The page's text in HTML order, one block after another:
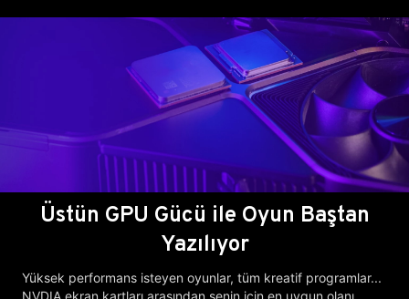
Üstün GPU Gücü ile Oyun Baştan
Yazılıyor
Yüksek performans isteyen oyunlar, tüm kreatif programlar...
NVDIA ekran kartları arasından senin için en uygun olanı